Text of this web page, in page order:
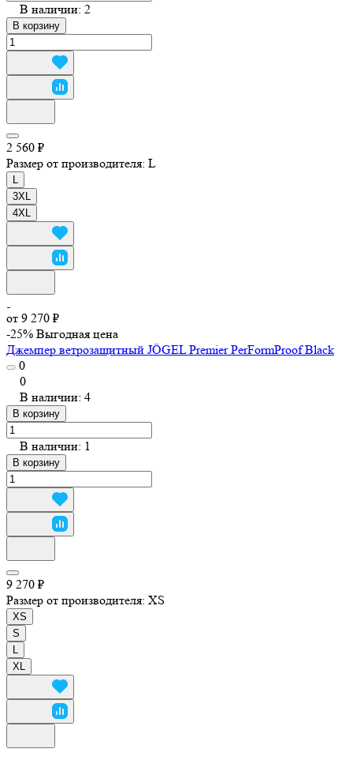
В наличии: 2
В корзину
2 560 ₽
Размер от производителя: L
3XL
4XL
от 9 270 ₽
-25% Выгодная цена
Джемпер ветрозащитный JÖGEL Premier PerFormProof Black
0
0
В наличии: 4
В корзину
В наличии: 1
В корзину
9 270 ₽
Размер от производителя: XS
XS
S
XL